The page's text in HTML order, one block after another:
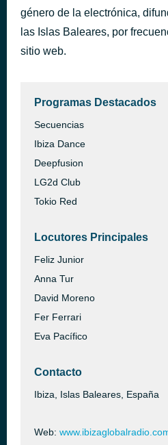
género de la electrónica,
las Islas Baleares, por
sitio web.
Programas Destacados
Secuencias
Ibiza Dance
Deepfusion
LG2d Club
Tokio Red
Locutores Principales
Feliz Junior
Anna Tur
David Moreno
Fer Ferrari
Eva Pacífico
Contacto
Ibiza, Islas Baleares, España
Web: